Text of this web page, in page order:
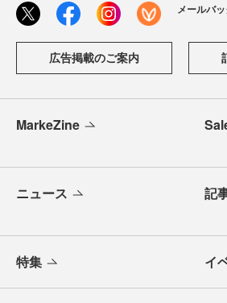
メールバ
広告掲載のご案内
MarkeZine
ニュース 記
特集 イ